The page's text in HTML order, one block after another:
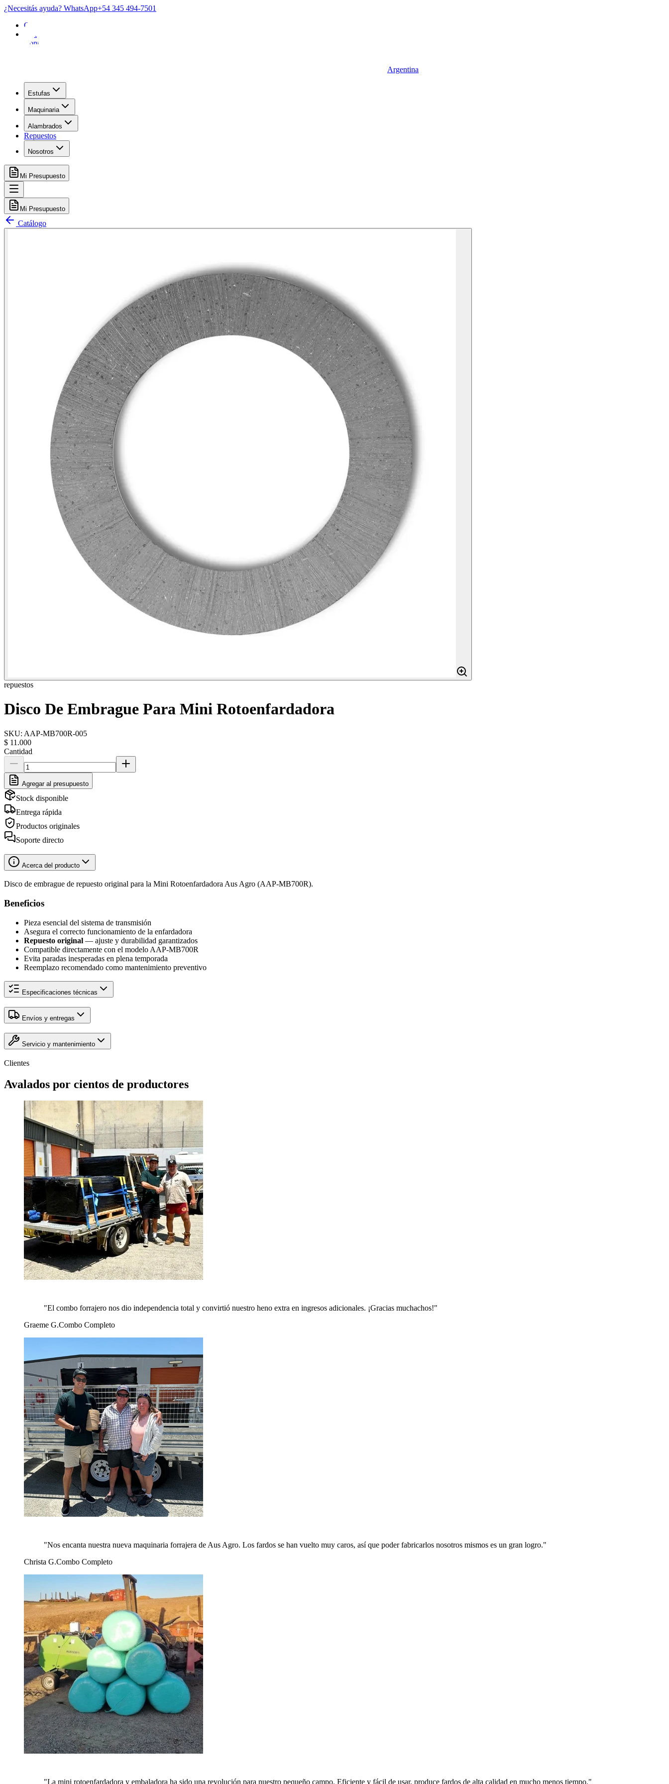
¿Necesitás ayuda? WhatsApp+54 345 494-7501
Garantía
FAQ
Contacto
Argentina
Estufas
Maquinaria
Alambrados
Repuestos
Nosotros
Mi Presupuesto
Mi Presupuesto
Catálogo
repuestos
Disco De Embrague Para Mini Rotoenfardadora
SKU: AAP-MB700R-005
$ 11.000
Cantidad
Agregar al presupuesto
Stock disponible
Entrega rápida
Productos originales
Soporte directo
Acerca del producto
Disco de embrague de repuesto original para la Mini Rotoenfardadora Aus Agro (AAP-MB700R).
Beneficios
Pieza esencial del sistema de transmisión
Asegura el correcto funcionamiento de la enfardadora
Repuesto original — ajuste y durabilidad garantizados
Compatible directamente con el modelo AAP-MB700R
Evita paradas inesperadas en plena temporada
Reemplazo recomendado como mantenimiento preventivo
Especificaciones técnicas
Envíos y entregas
Servicio y mantenimiento
Clientes
Avalados por cientos de productores
"El combo forrajero nos dio independencia total y convirtió nuestro heno extra en ingresos adicionales. ¡Gracias muchachos!"
Graeme G.Combo Completo
"Nos encanta nuestra nueva maquinaria forrajera de Aus Agro. Los fardos se han vuelto muy caros, así que poder fabricarlos nosotros mismos es un gran logro."
Christa G.Combo Completo
"La mini rotoenfardadora y embaladora ha sido una revolución para nuestro pequeño campo. Eficiente y fácil de usar, produce fardos de alta calidad en mucho menos tiempo."